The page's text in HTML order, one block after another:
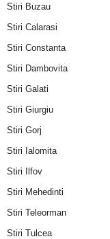
Stiri Buzau
Stiri Calarasi
Stiri Constanta
Stiri Dambovita
Stiri Galati
Stiri Giurgiu
Stiri Gorj
Stiri Ialomita
Stiri Ilfov
Stiri Mehedinti
Stiri Teleorman
Stiri Tulcea